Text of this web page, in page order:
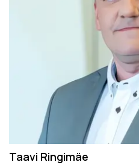
Taavi Ringimäe